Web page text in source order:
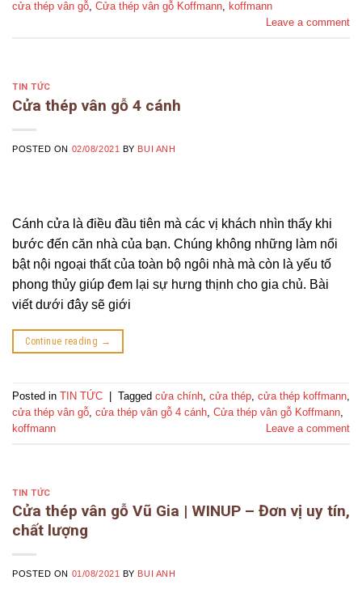
cửa thép vân gỗ, Cửa thép vân gỗ Koffmann, koffmann
Leave a comment
TIN TỨC
Cửa thép vân gỗ 4 cánh
POSTED ON 02/08/2021 BY BUI ANH
Cánh cửa là điều đầu tiên mà các vị khách nhìn thấy khi
bước đến căn nhà của bạn. Chúng không những làm nổi
bật nội ngoại thất của toàn bộ ngôi nhà mà còn là yếu tố
phong thủy giúp đem lại sự hưng thịnh cho gia chủ. Bài
viết dưới đây sẽ giới
Continue reading →
Posted in TIN TỨC Tagged cửa chính cửa thép cửa thép koffmann
cửa thép vân gỗ cửa thép vân gỗ 4 cánh Cửa thép vân gỗ Koffmann
koffmann
Leave a comment
TIN TỨC
Cửa thép vân gỗ Vũ Gia | WINUP – Đơn vị uy tín,
chất lượng
POSTED ON 01/08/2021 BY BUI ANH